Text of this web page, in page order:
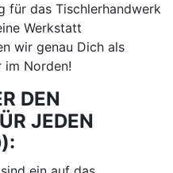
für das Tischlerhandwerk
Werkstatt
wir genau Dich als
Norden!
DEN
JEDEN